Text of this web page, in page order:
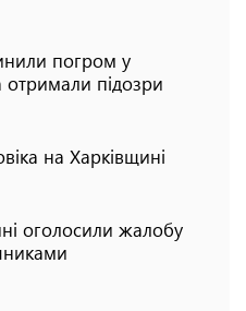
погром у
отримали підозри
на Харківщині
оголосили жалобу